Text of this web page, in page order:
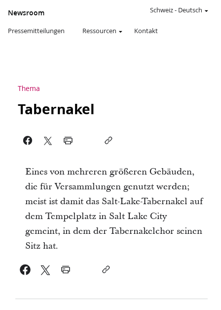
Newsroom
Pressemitteilungen Ressourcen Kontakt
Schweiz- Deutsch
Thema
Tabernakel
Eines von mehreren größeren Gebäuden,
die für Versammlungen genutzt werden;
meist ist damit das Salt-Lake-Tabernakel auf
dem Tempelplatz in Salt Lake City
gemeint, in dem der Tabernakelchor seinen
Sitz hat.